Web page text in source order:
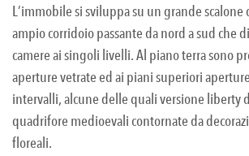
L’immobile si sviluppa su un grande scalone
ampio corridoio passante da nord a sud che
camere ai singoli livelli. Al piano terra sono
aperture vetrate ed ai piani superiori
intervalli, alcune delle quali versione liberty
quadrifore medioevali contornate da
floreali.